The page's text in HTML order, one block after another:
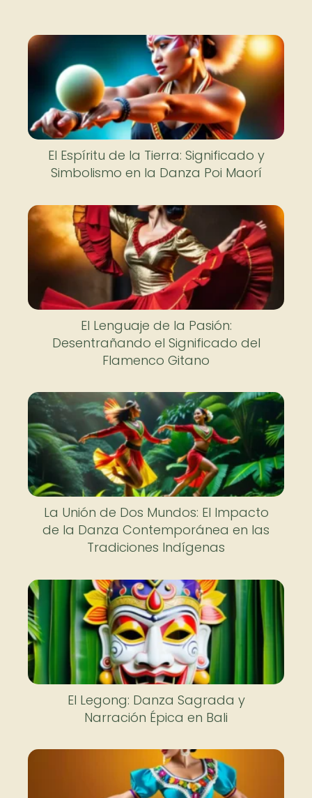
Nuevo
El Espíritu de la Tierra: Significado y
Simbolismo en la Danza Poi Maorí
El Lenguaje de la Pasión:
Desentrañando el Significado del
Flamenco Gitano
La Unión de Dos Mundos: El Impacto
de la Danza Contemporánea en las
Tradiciones Indígenas
El Legong: Danza Sagrada y
Narración Épica en Bali